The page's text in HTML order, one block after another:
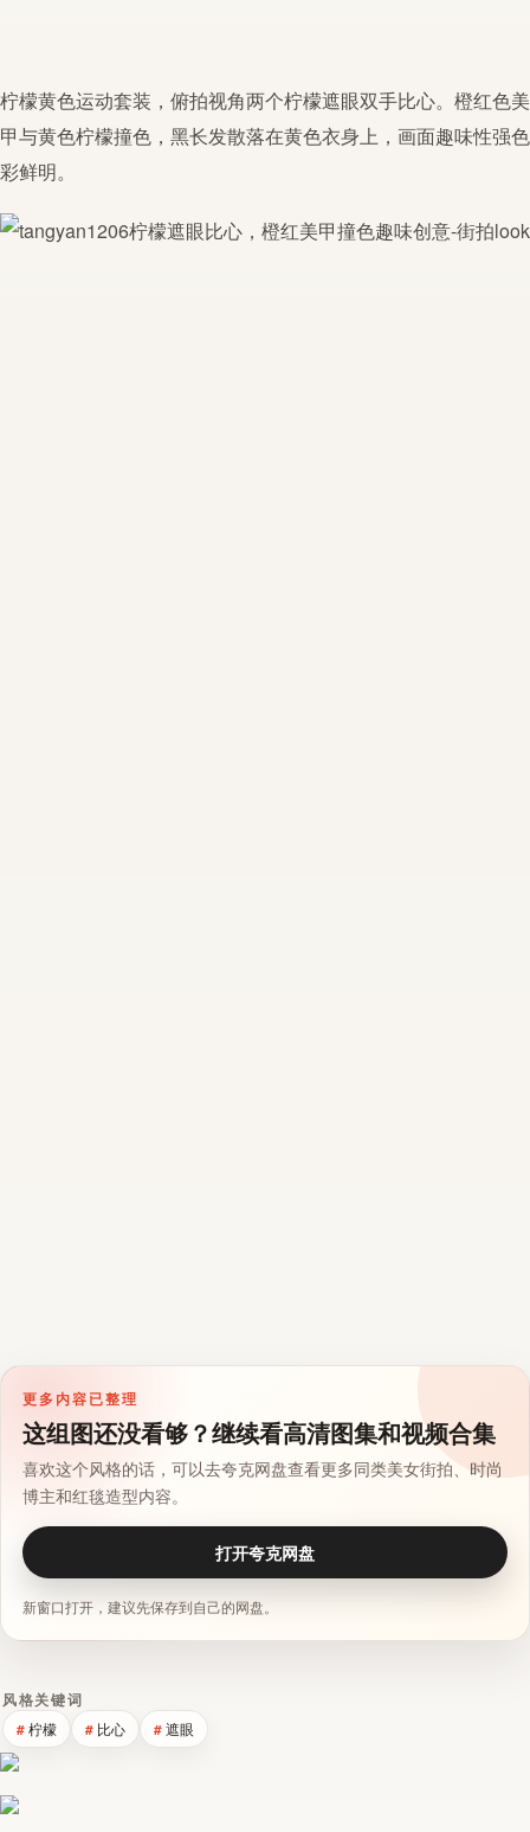
柠檬黄色运动套装，俯拍视角两个柠檬遮眼双手比心。橙红色美
甲与黄色柠檬撞色，黑长发散落在黄色衣身上，画面趣味性强色
彩鲜明。
更多内容已整理
这组图还没看够？继续看高清图集和视频合集
喜欢这个风格的话，可以去夸克网盘查看更多同类美女街拍、时尚
博主和红毯造型内容。
打开夸克网盘
新窗口打开，建议先保存到自己的网盘。
风格关键词
柠檬 比心 遮眼